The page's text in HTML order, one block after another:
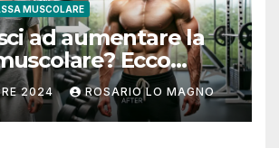
MUSCOLARE
ad aumentare la
Ecco
2024 ROSARIO LO MAGNO